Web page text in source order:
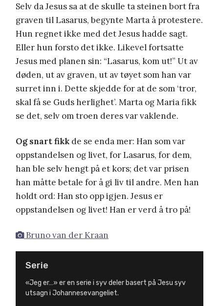
Selv da Jesus sa at de skulle ta steinen bort fra
graven til Lasarus, begynte Marta å protestere.
Hun regnet ikke med det Jesus hadde sagt.
Eller hun forsto det ikke. Likevel fortsatte
Jesus med planen sin: “Lasarus, kom ut!” Ut av
døden, ut av graven, ut av tøyet som han var
surret inn i. Dette skjedde for at de som ‘tror,
skal få se Guds herlighet’. Marta og Maria fikk
se det, selv om troen deres var vaklende.
Og snart fikk de se enda mer: Han som var
oppstandelsen og livet, for Lasarus, for dem,
han ble selv hengt på et kors; det var prisen
han måtte betale for å gi liv til andre. Men han
holdt ord: Han sto opp igjen. Jesus er
oppstandelsen og livet! Han er verd å tro på!
Bruno van der Kraan
Serie
«Jeg er…» er en serie i syv deler basert på Jesu syv
utsagn i Johannesevangeliet.